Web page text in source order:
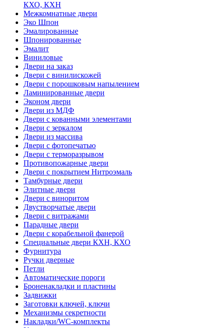
КХО, КХН
Межкомнатные двери
Эко Шпон
Эмалированные
Шпонированные
Эмалит
Виниловые
Двери на заказ
Двери с винилискожей
Двери с порошковым напылением
Ламинированные двери
Эконом двери
Двери из МДФ
Двери с кованными элементами
Двери с зеркалом
Двери из массива
Двери с фотопечатью
Двери с терморазрывом
Противопожарные двери
Двери с покрытием Нитроэмаль
Тамбурные двери
Элитные двери
Двери с виноритом
Двустворчатые двери
Двери с витражами
Парадные двери
Двери с корабельной фанерой
Специальные двери КХН, КХО
Фурнитура
Ручки дверные
Петли
Автоматические пороги
Броненакладки и пластины
Задвижки
Заготовки ключей, ключи
Механизмы секретности
Накладки/WC-комплекты